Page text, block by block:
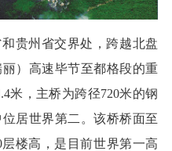
贵州省交界处，跨越北盘
）高速毕节至都格段的重
米，主桥为跨径720米的钢
居世界第二。该桥桥面至
楼高，是目前世界第一高